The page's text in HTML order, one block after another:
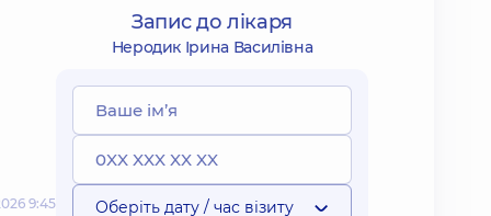
9:45
Запис до лікаря
Неродик Ірина Василівна
Оберіть дату / час візиту